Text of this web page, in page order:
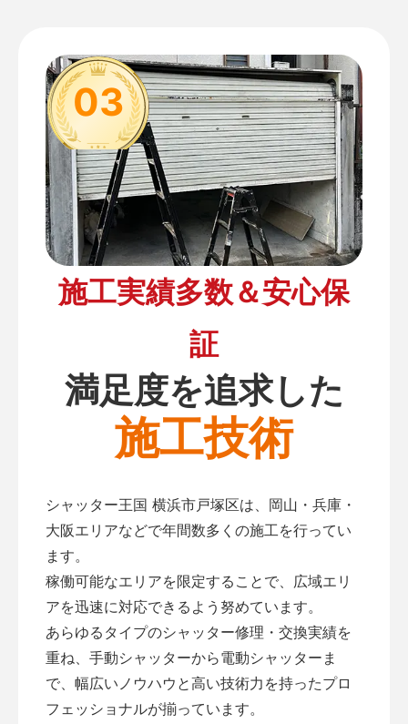
03
施工実績多数＆安心保
証
満足度を追求した
施工技術
シャッター王国 横浜市戸塚区は、岡山・兵庫・
大阪エリアなどで年間数多くの施工を行ってい
ます。
稼働可能なエリアを限定することで、広域エリ
アを迅速に対応できるよう努めています。
あらゆるタイプのシャッター修理・交換実績を
重ね、手動シャッターから電動シャッターま
で、幅広いノウハウと高い技術力を持ったプロ
フェッショナルが揃っています。